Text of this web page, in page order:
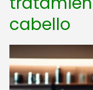
cabello